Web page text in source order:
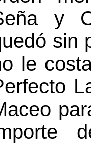
y
sin
le